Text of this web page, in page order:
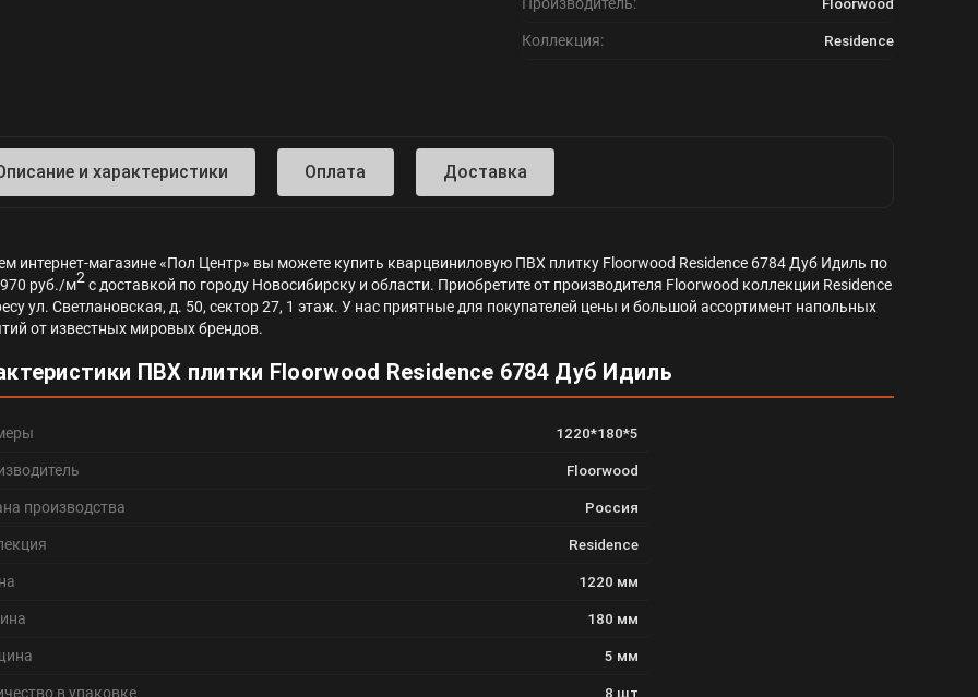
Коллекция: Residence
и характеристики Оплата Доставка
интернет-магазине «Пол Центр» вы можете купить кварцвиниловую ПВХ плитку Floorwood Residence 6784 Дуб Идиль по
руб./м2с доставкой по городу Новосибирску и области. Приобретите от производителя Floorwood коллекции Residence
ул. Светлановская, д. 50, сектор 27, 1 этаж. У нас приятные для покупателей цены и большой ассортимент напольных
от известных мировых брендов.
ПВХ плитки Floorwood Residence 6784 Дуб Идиль
1220*180*5
Floorwood
производства Россия
Residence
1220 мм
180 мм
5 мм
в упаковке 8 шт